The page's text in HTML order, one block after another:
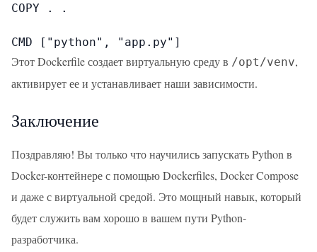
COPY . .
CMD ["python", "app.py"]
Этот Dockerfile создает виртуальную среду в /opt/venv,
активирует ее и устанавливает наши зависимости.
Заключение
Поздравляю! Вы только что научились запускать Python в
Docker-контейнере с помощью Dockerfiles, Docker Compose
и даже с виртуальной средой. Это мощный навык, который
будет служить вам хорошо в вашем пути Python-
разработчика.